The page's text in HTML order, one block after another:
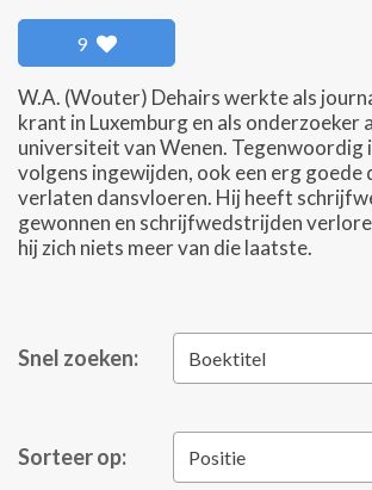
9
W.A. (Wouter) Dehairs werkte als
krant in Luxemburg en als onderzoeker
universiteit van Wenen. Tegenwoordig
volgens ingewijden, ook een erg goede
verlaten dansvloeren. Hij heeft
gewonnen en schrijfwedstrijden
hij zich niets meer van die laatste.
Snel zoeken: Boektitel
Sorteer op: Positie